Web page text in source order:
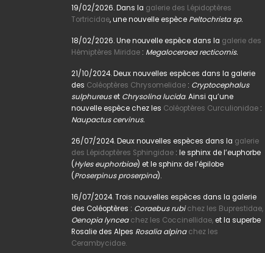
19/02/2026. Dans la galerie des Lépidoptères
Tortricidae, une nouvelle espèce Peltochrista sp.
18/02/2026. Une nouvelle espèce dans la galerie des
Hémiptères Miridae : Megaloceroea recticornis.
21/10/2024. Deux nouvelles espèces dans la galerie
des Coléoptères Chrysomelidae : Cryptocephalus
sulphureuset Chrysolina lucida. Ainsi qu’une
nouvelle espèce chez les Coléoptères Curculionidae :
Naupactus cervinus.
26/07/2024. Deux nouvelles espèces dans la galerie
des Lépidoptères Sphingidae : le sphinx de l’euphorbe
(Hyles euphorbiae) et le sphinx de l’épilobe
(Proserpinus proserpina).
16/07/2024. Trois nouvelles espèces dans la galerie
des Coléoptères : Coraebus rubi chez les Buprestidae,
Oenopia lyncea chez les Coccinellidae,et la superbe
Rosalie des Alpes Rosalia alpina chez les
Cerambycidae.